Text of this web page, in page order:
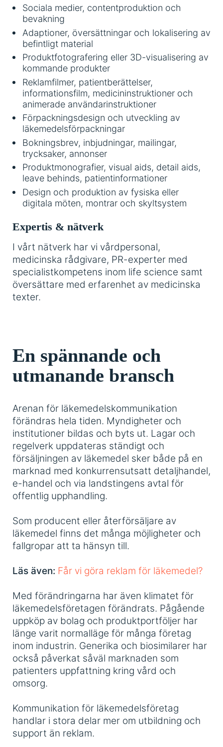
Sociala medier, contentproduktion och
bevakning
Adaptioner, översättningar och lokalisering av
befintligt material
Produktfotografering eller 3D-visualisering av
kommande produkter
Reklamfilmer, patientberättelser,
informationsfilm, medicininstruktioner och
animerade användarinstruktioner
Förpackningsdesign och utveckling av
läkemedelsförpackningar
Bokningsbrev, inbjudningar, mailingar,
trycksaker, annonser
Produktmonografier, visual aids, detail aids,
leave behinds, patientinformationer
Design och produktion av fysiska eller
digitala möten, montrar och skyltsystem
Expertis & nätverk
I vårt nätverk har vi vårdpersonal,
medicinska rådgivare, PR-experter med
specialistkompetens inom life science samt
översättare med erfarenhet av medicinska
texter.
En spännande och
utmanande bransch
Arenan för läkemedelskommunikation
förändras hela tiden. Myndigheter och
institutioner bildas och byts ut. Lagar och
regelverk uppdateras ständigt och
försäljningen av läkemedel sker både på en
marknad med konkurrensutsatt detaljhandel,
e-handel och via landstingens avtal för
offentlig upphandling.
Som producent eller återförsäljare av
läkemedel finns det många möjligheter och
fallgropar att ta hänsyn till.
Läs även: Får vi göra reklam för läkemedel?
Med förändringarna har även klimatet för
läkemedelsföretagen förändrats. Pågående
uppköp av bolag och produktportföljer har
länge varit normalläge för många företag
inom industrin. Generika och biosimilarer har
också påverkat såväl marknaden som
patienters uppfattning kring vård och
omsorg.
Kommunikation för läkemedelsföretag
handlar i stora delar mer om utbildning och
support än reklam.